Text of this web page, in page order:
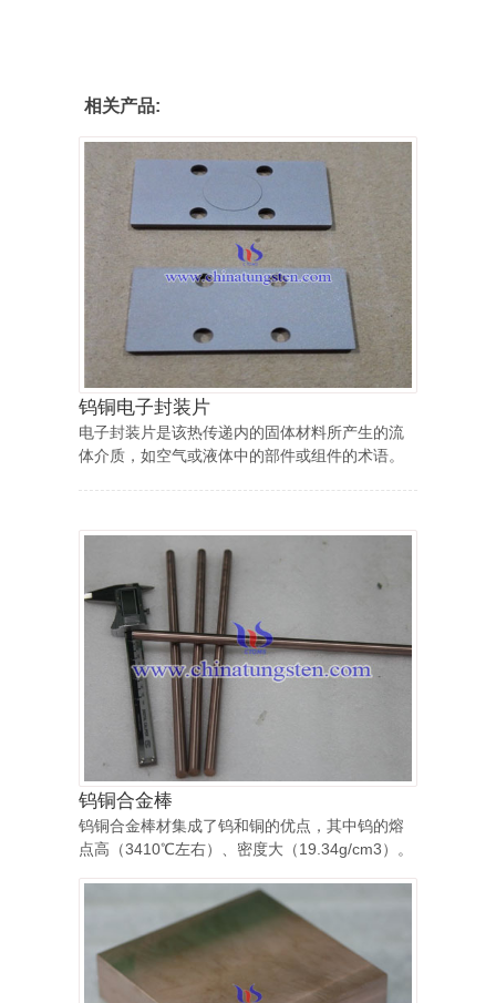
相关产品:
钨铜电子封装片
电子封装片是该热传递内的固体材料所产生的流
体介质，如空气或液体中的部件或组件的术语。
钨铜合金棒
钨铜合金棒材集成了钨和铜的优点，其中钨的熔
点高（3410℃左右）、密度大（19.34g/cm3）。